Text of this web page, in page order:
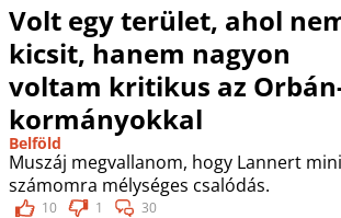
Volt egy terület, ahol
kicsit, hanem nagyon
voltam kritikus az
kormányokkal
Belföld
Muszáj megvallanom, hogy Lannert
számomra mélységes csalódás.
10 1 30